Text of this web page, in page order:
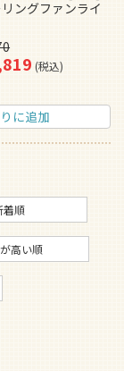
ングファンライ
税込
に追加
着順
高い順